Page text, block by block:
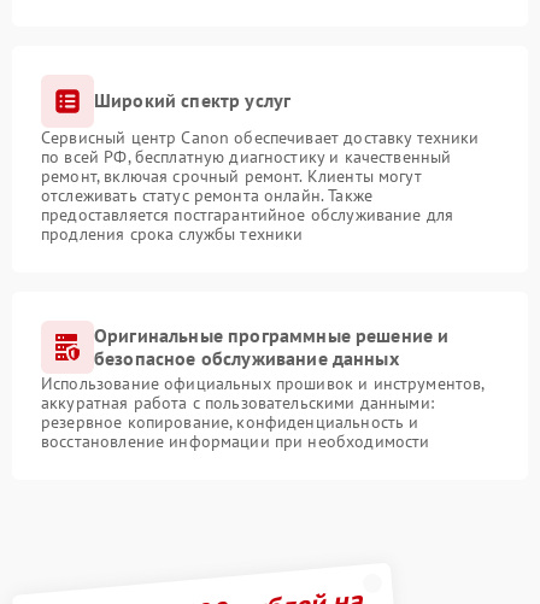
Широкий спектр услуг
Сервисный центр Canon обеспечивает доставку техники
по всей РФ, бесплатную диагностику и качественный
ремонт, включая срочный ремонт. Клиенты могут
отслеживать статус ремонта онлайн. Также
предоставляется постгарантийное обслуживание для
продления срока службы техники
Оригинальные программные решение и
безопасное обслуживание данных
Использование официальных прошивок и инструментов,
аккуратная работа с пользовательскими данными:
резервное копирование, конфиденциальность и
восстановление информации при необходимости